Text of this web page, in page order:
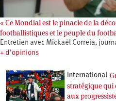
« Ce Mondial est le pinacle de la
footballistiques et le peuple du
Entretien avec Mickaël Correia,
+ d’opinions
International
stratégique qui
aux